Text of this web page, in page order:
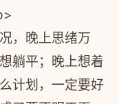
，晚上思绪万
躺平；晚上想着
计划，一定要好